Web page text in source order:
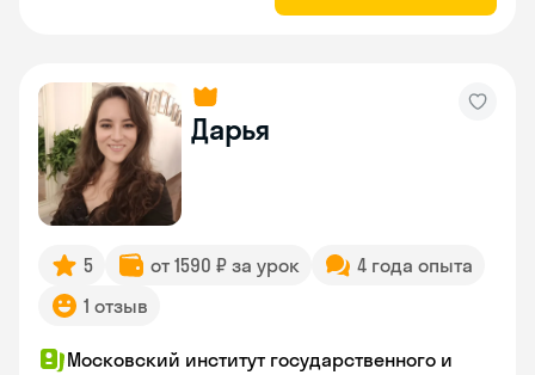
Дарья
5 от 1590 ₽ за урок
4 года опыта
1 отзыв
Московский институт государственного и